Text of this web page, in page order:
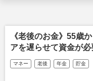
《老後のお金》55歳
アを遅らせて資金が
マネー 老後 年金 貯金